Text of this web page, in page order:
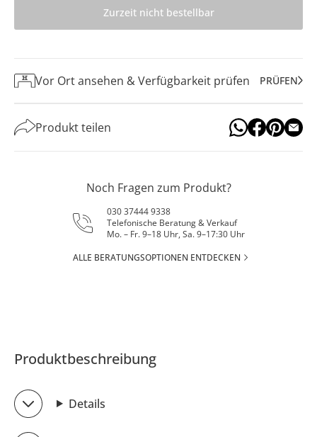
Zurzeit nicht bestellbar
Vor Ort ansehen & Verfügbarkeit prüfen PRÜFEN
Produkt teilen
Noch Fragen zum Produkt?
030 37444 9338
Telefonische Beratung & Verkauf
Mo. – Fr. 9–18 Uhr, Sa. 9–17:30 Uhr
ALLE BERATUNGSOPTIONEN ENTDECKEN
Produktbeschreibung
Details